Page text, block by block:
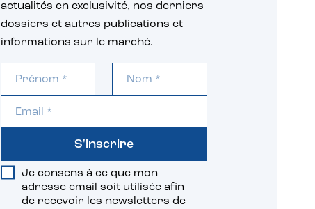
actualités en exclusivité, nos derniers
dossiers et autres publications et
informations sur le marché.
Je consens à ce que mon
adresse email soit utilisée afin
de recevoir les newsletters de
S'inscrire